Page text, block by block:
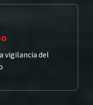
vigilancia del